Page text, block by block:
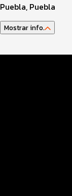
Puebla, Puebla
Mostrar info.